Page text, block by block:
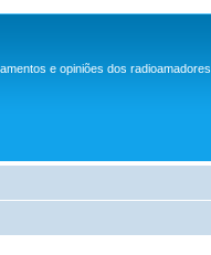
e opiniões dos radioamadores.